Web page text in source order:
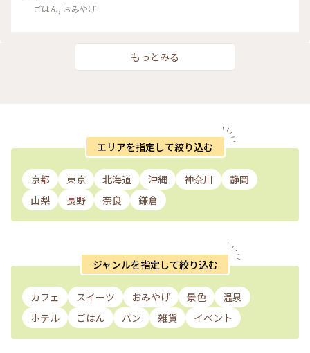
ごはん, おみやげ
もっとみる
エリアを指定して絞り込む
京都 東京 北海道 沖縄 神奈川
静岡
山梨
長野 奈良 鎌倉
ジャンルを指定して絞り込む
カフェ スイーツ おみやげ 景色
温泉
ホテル
ごはん パン 雑貨 イベント